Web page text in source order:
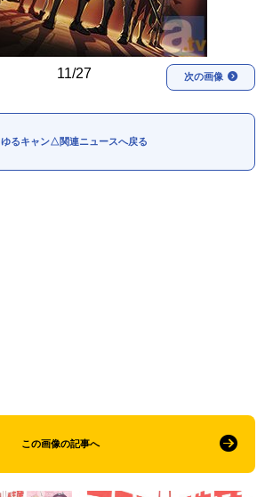
11/27 次の画像
ゆるキャン△関連ニュースへ戻る
この画像の記事へ